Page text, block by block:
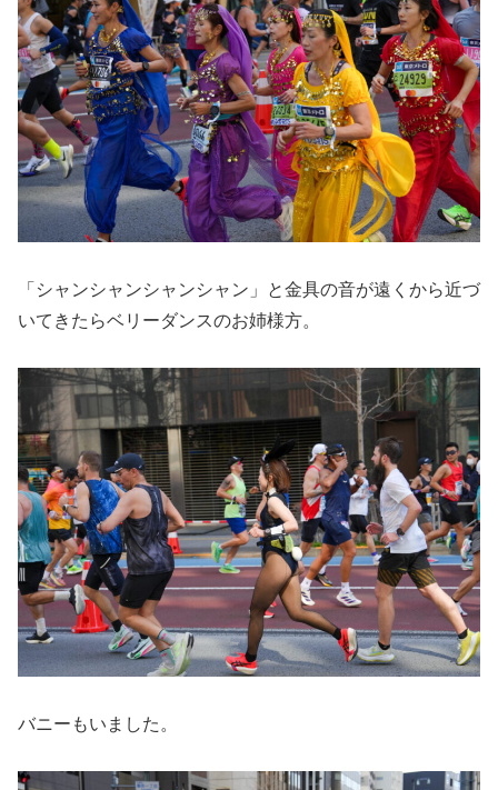
「シャンシャンシャンシャン」と金具の音が遠くから近づ
いてきたらベリーダンスのお姉様方。
バニーもいました。